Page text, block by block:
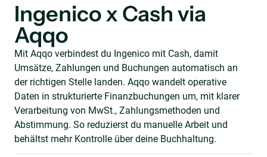
Ingenico x Cash via
Aqqo
Mit Aqqo verbindest du Ingenico mit Cash, damit
Umsätze, Zahlungen und Buchungen automatisch an
der richtigen Stelle landen. Aqqo wandelt operative
Daten in strukturierte Finanzbuchungen um, mit klarer
Verarbeitung von MwSt., Zahlungsmethoden und
Abstimmung. So reduzierst du manuelle Arbeit und
behältst mehr Kontrolle über deine Buchhaltung.